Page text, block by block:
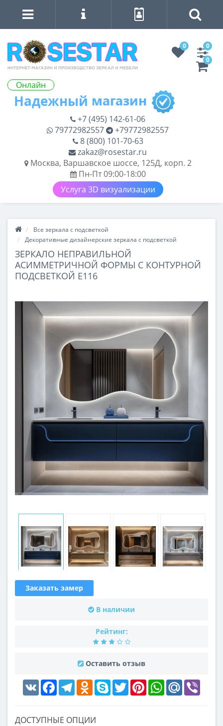
Онлайн
0
0
0
+7 (495) 142-61-06
79772982557
+79772982557
8 (800) 101-70-63
zakaz@rosestar.ru
Москва, Варшавское шоссе, 125Д, корп. 2
Пн-Пт 09:00-18:00
Услуга 3D визуализации
Все зеркала с подсветкой
Декоративные дизайнерские зеркала с подсветкой
ЗЕРКАЛО НЕПРАВИЛЬНОЙ
АСИММЕТРИЧНОЙ ФОРМЫ С КОНТУРНОЙ
ПОДСВЕТКОЙ E116
Заказать замер
В наличии
Рейтинг:
Оставить отзыв
VK FacebookTelegramOdnoklassniki
Skype Twitter PinterestWhatsAppMail.Ru
ДОСТУПНЫЕ ОПЦИИ